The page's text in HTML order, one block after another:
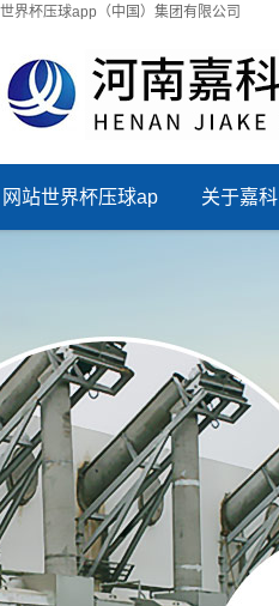
世界杯压球app（中国）集团有限公司
网站世界杯压球ap 关于嘉科